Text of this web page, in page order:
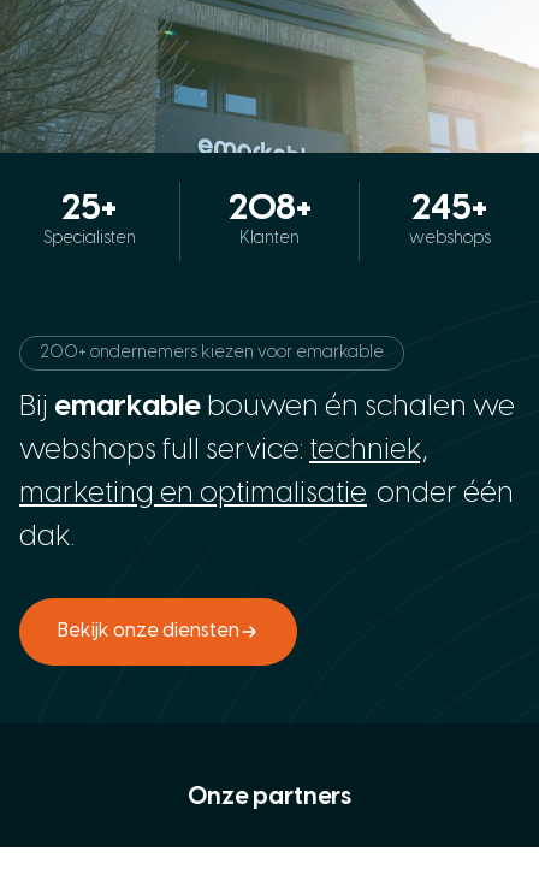
25+
Specialisten
208+
Klanten
245+
webshops
200+ ondernemers kiezen voor emarkable
Bij emarkable bouwen én schalen we
webshops full service: techniek,
marketing en optimalisatie onder één
dak.
Bekijk onze diensten
Onze partners